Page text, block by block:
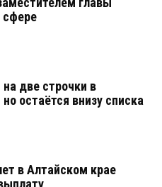
сфере
две строчки в
остаётся внизу списка
в Алтайском крае